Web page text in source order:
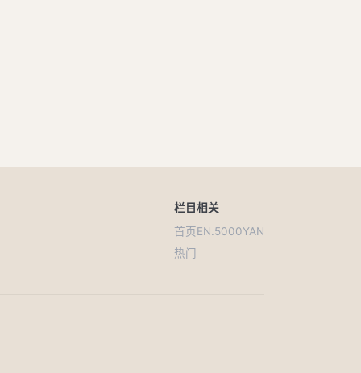
栏目
首页
热门
相关
EN.5000YAN